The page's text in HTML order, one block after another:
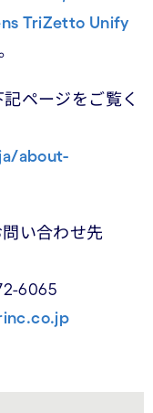
TriZetto Unify
ページをご覧く
about-
い合わせ先
6065